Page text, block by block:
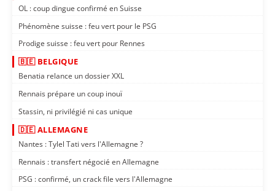
OL : coup dingue confirmé en Suisse
Phénomène suisse : feu vert pour le PSG
Prodige suisse : feu vert pour Rennes
🇧🇪 BELGIQUE
Benatia relance un dossier XXL
Rennais prépare un coup inouï
Stassin, ni privilégié ni cas unique
🇩🇪 ALLEMAGNE
Nantes : Tylel Tati vers l'Allemagne ?
Rennais : transfert négocié en Allemagne
PSG : confirmé, un crack file vers l'Allemagne